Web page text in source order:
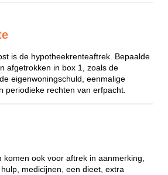
is de hypotheekrenteaftrek. Bepaalde
afgetrokken in box 1, zoals de
eigenwoningschuld, eenmalige
periodieke rechten van erfpacht.
komen ook voor aftrek in aanmerking,
medicijnen, een dieet, extra